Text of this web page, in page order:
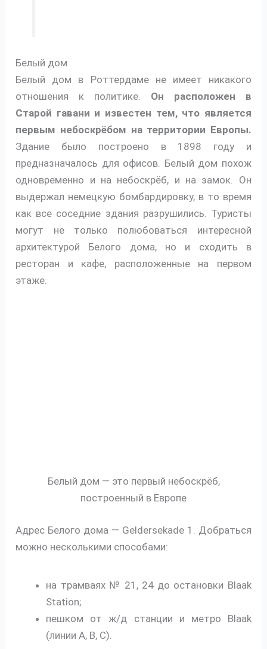
Белый дом
Белый дом в Роттердаме не имеет никакого
отношения к политике. Он расположен в
Старой гавани и известен тем, что является
первым небоскрёбом на территории Европы.
Здание было построено в 1898 году и
предназначалось для офисов. Белый дом похож
одновременно и на небоскрёб, и на замок. Он
выдержал немецкую бомбардировку, в то время
как все соседние здания разрушились. Туристы
могут не только полюбоваться интересной
архитектурой Белого дома, но и сходить в
ресторан и кафе, расположенные на первом
этаже.
Белый дом — это первый небоскрёб,
построенный в Европе
Адрес Белого дома — Geldersekade 1. Добраться
можно несколькими способами:
на трамваях № 21, 24 до остановки Blaak
Station;
пешком от ж/д станции и метро Blaak
(линии A, B, C).